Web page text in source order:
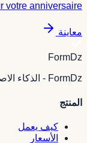
votre anniversaire.
معاينة
FormDz
FormDz - الذكاء الاصطناعي لقراراتك.
المنتج
كيف يعمل
الأسعار